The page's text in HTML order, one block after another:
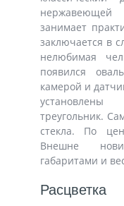
занимает
заключается в
нелюбимая
появился
камерой и
треугольник.
стекла. По
Внешне
габаритами и
Расцветка